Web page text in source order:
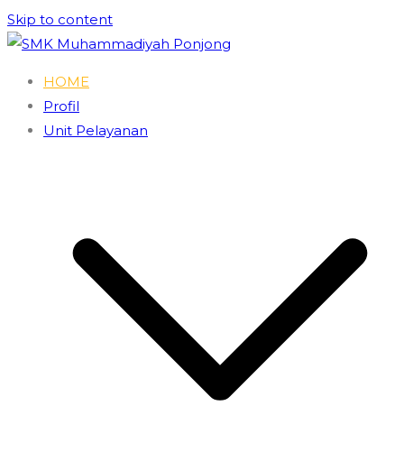
Skip to content
SMK Muhammadiyah Ponjong
Unggul dan Berdaya Saing
HOME
Profil
Unit Pelayanan